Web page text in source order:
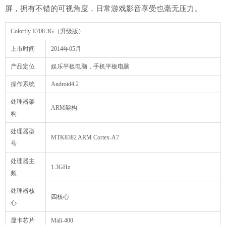
屏，拥有不错的可视角度，日常游戏影音享受也毫无压力。
Colorfly E708 3G（升级版）
上市时间 2014年05月
产品定位 娱乐平板电脑，手机平板电脑
操作系统 Android4.2
处理器架
构
ARM架构
处理器型
号
MTK8382 ARM Cortex-A7
处理器主
频
1.3GHz
处理器核
心
四核心
显卡芯片 Mali-400